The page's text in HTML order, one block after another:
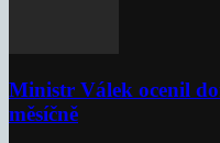
Ministr Válek ocenil
měsíčně